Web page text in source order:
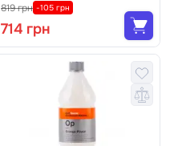
819 грн -105 грн
714 грн